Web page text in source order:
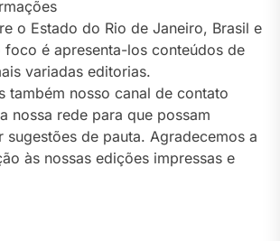
o Estado do Rio de Janeiro, Brasil e
foco é apresenta-los conteúdos de
variadas editorias.
também nosso canal de contato
nossa rede para que possam
sugestões de pauta. Agradecemos a
às nossas edições impressas e